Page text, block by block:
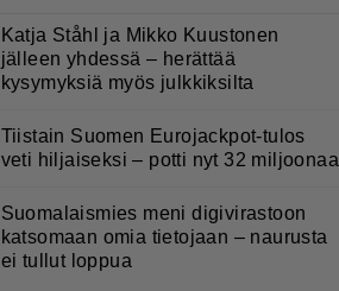
Katja Ståhl ja Mikko Kuustonen
jälleen yhdessä – herättää
kysymyksiä myös julkkiksilta
Tiistain Suomen Eurojackpot-tulos
veti hiljaiseksi – potti nyt 32 miljoonaa
Suomalaismies meni digivirastoon
katsomaan omia tietojaan – naurusta
ei tullut loppua